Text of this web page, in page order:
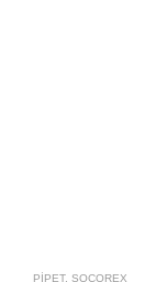
PIPET, SOCOREX